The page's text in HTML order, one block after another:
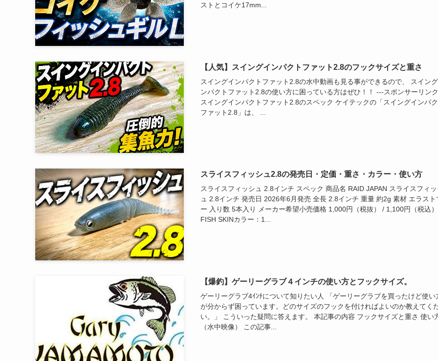
ストとコイケ17mm...
【人気】スイングインパクトファット2.8のフックサイズと重さ
スイングインパクトファット2.8の水中動画も見る事ができるので、 スイン
ンパクトファット2.8の使い方に困っている方はぜひ！！ ---スポンサーリン
スイングインパクトファット2.8のスペック ケイテックの「スイングインパク
ファット2.8」は、 ...
スライスフィッシュ2.8の発売日・定価・重さ・カラー・使い方
スライスフィッシュ 2.8インチ スペック 商品名 RAID JAPAN スライスフィッ
ュ 2.8インチ 発売日 2026年6月発売 全長 2.8インチ 重量 約2g 素材 エラスト
ー 入り数 5本入り メーカー希望小売価格 1,000円（税抜） / 1,100円（税込）
FISH SKINカラー：1...
【爆釣】ゲーリーグラブ４インチの使い方とフックサイズ。
ゲーリーグラブ4ｲﾝﾁについて知りたい人 「ゲーリーグラブを買ったけど使い
が分からず困っています。どのサイズのフックを付ければよいのか教えてく
い。」 こういった疑問に答えます。 本記事の内容 フックサイズと重さ 使い
（水中映像） この記事...